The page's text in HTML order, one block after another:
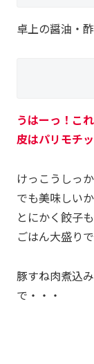
卓上の醤油・
うはーっ！こ
皮はパリモチ
けっこうしっ
でも美味しいか
とにかく餃子
ごはん大盛り
豚すね肉煮込
で・・・